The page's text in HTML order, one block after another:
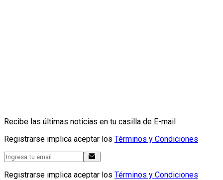
Recibe las últimas noticias en tu casilla de E-mail
Registrarse implica aceptar los Términos y Condiciones
Registrarse implica aceptar los Términos y Condiciones